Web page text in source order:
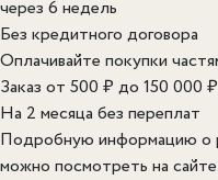
через 6 недель
Без кредитного договора
Оплачивайте покупки
Заказ от 500 ₽ до 150 000 ₽
На 2 месяца без переплат
Подробную информацию о
можно посмотреть на сайте